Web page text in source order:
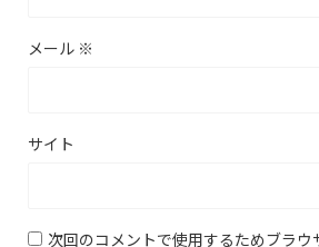
メール ※
サイト
次回のコメントで使用するためブラウ